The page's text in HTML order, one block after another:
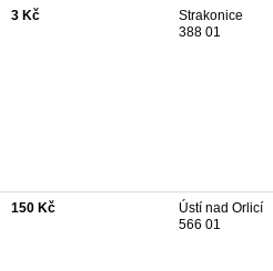
3 Kč
Strakonice
388 01
150 Kč
Ústí nad Orlicí
566 01